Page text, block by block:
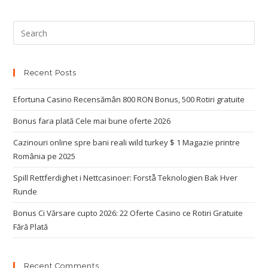
Recent Posts
Efortuna Casino Recensămân 800 RON Bonus, 500 Rotiri gratuite
Bonus fara plată Cele mai bune oferte 2026
Cazinouri online spre bani reali wild turkey $ 1 Magazie printre
România pe 2025
Spill Rettferdighet i Nettcasinoer: Forstå Teknologien Bak Hver
Runde
Bonus Ci Vărsare cupto 2026: 22 Oferte Casino ce Rotiri Gratuite
Fără Plată
Recent Comments